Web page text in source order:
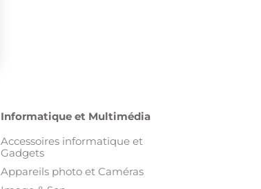
Informatique et Multimédia
Accessoires informatique et
Gadgets
Appareils photo et Caméras